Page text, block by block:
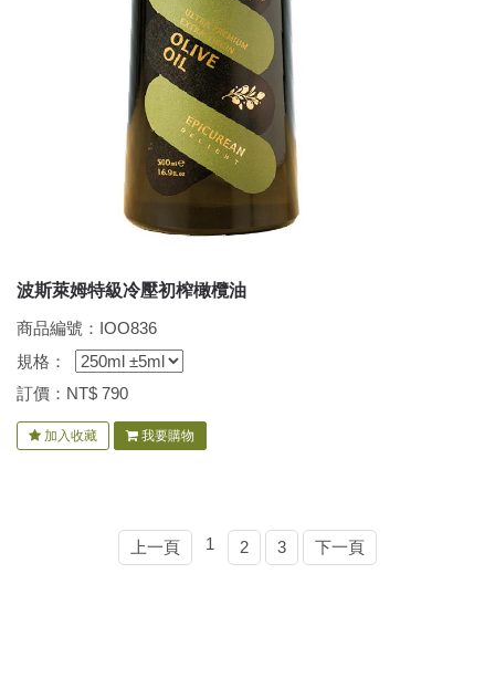
波斯萊姆特級冷壓初榨橄欖油
商品編號：IOO836
規格：
訂價：NT$ 790
加入收藏 我要購物
上一頁 1 2 3 下一頁